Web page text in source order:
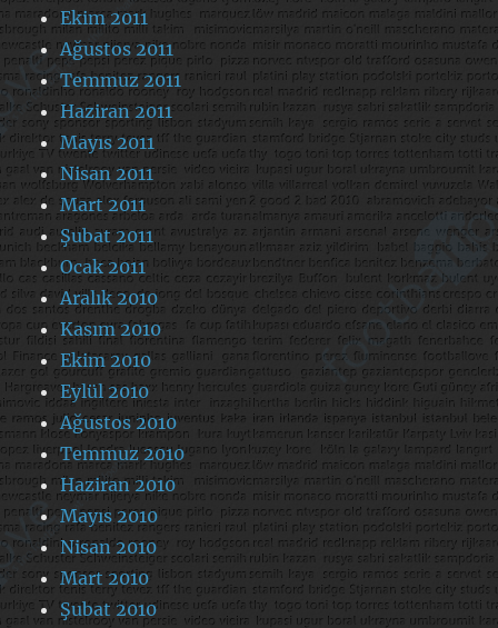
Ekim 2011
Ağustos 2011
Temmuz 2011
Haziran 2011
Mayıs 2011
Nisan 2011
Mart 2011
Şubat 2011
Ocak 2011
Aralık 2010
Kasım 2010
Ekim 2010
Eylül 2010
Ağustos 2010
Temmuz 2010
Haziran 2010
Mayıs 2010
Nisan 2010
Mart 2010
Şubat 2010